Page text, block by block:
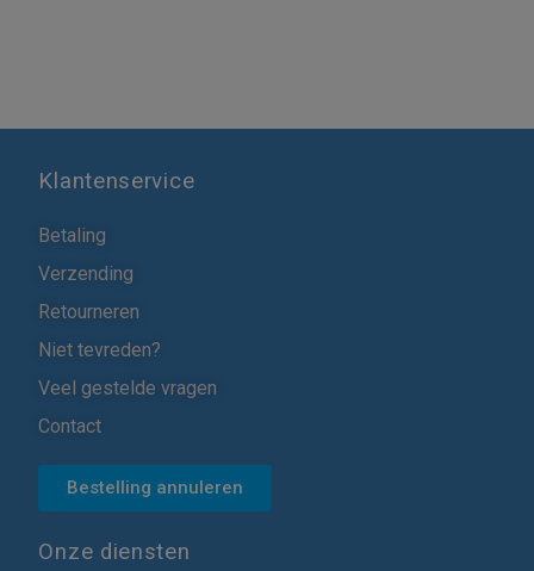
Klantenservice
Betaling
Verzending
Retourneren
Niet tevreden?
Veel gestelde vragen
Contact
Bestelling annuleren
Onze diensten